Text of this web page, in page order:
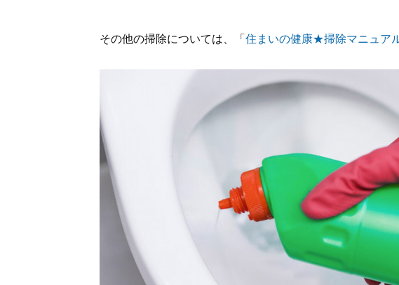
その他の掃除については、「住まいの健康★掃除マニュア